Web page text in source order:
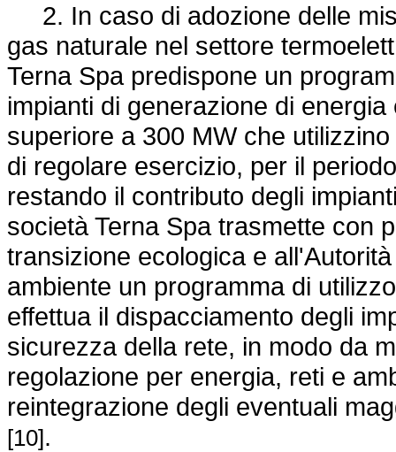
2. In caso di adozione delle
gas naturale nel settore
Terna Spa predispone un
impianti di generazione di
superiore a 300 MW che
di regolare esercizio, per il
restando il contributo degli
società Terna Spa trasmette con
transizione ecologica e
ambiente un programma di
effettua il dispacciamento degli
sicurezza della rete, in modo da
regolazione per energia, reti e
reintegrazione degli eventuali
[10].